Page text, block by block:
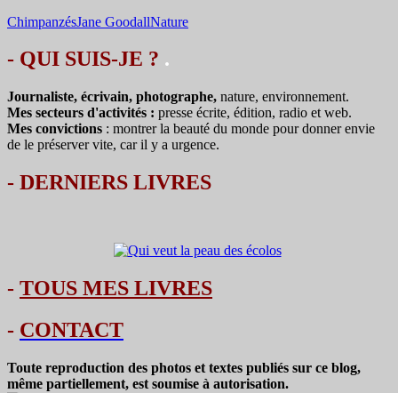
ChimpanzésJane GoodallNature
- QUI SUIS-JE ? .
Journaliste, écrivain, photographe, nature, environnement.
Mes secteurs d'activités : presse écrite, édition, radio et web.
Mes convictions : montrer la beauté du monde pour donner envie
de le préserver vite, car il y a urgence.
- DERNIERS LIVRES
- TOUS MES LIVRES
- CONTACT
Toute reproduction des photos et textes publiés sur ce blog,
même partiellement, est soumise à autorisation.